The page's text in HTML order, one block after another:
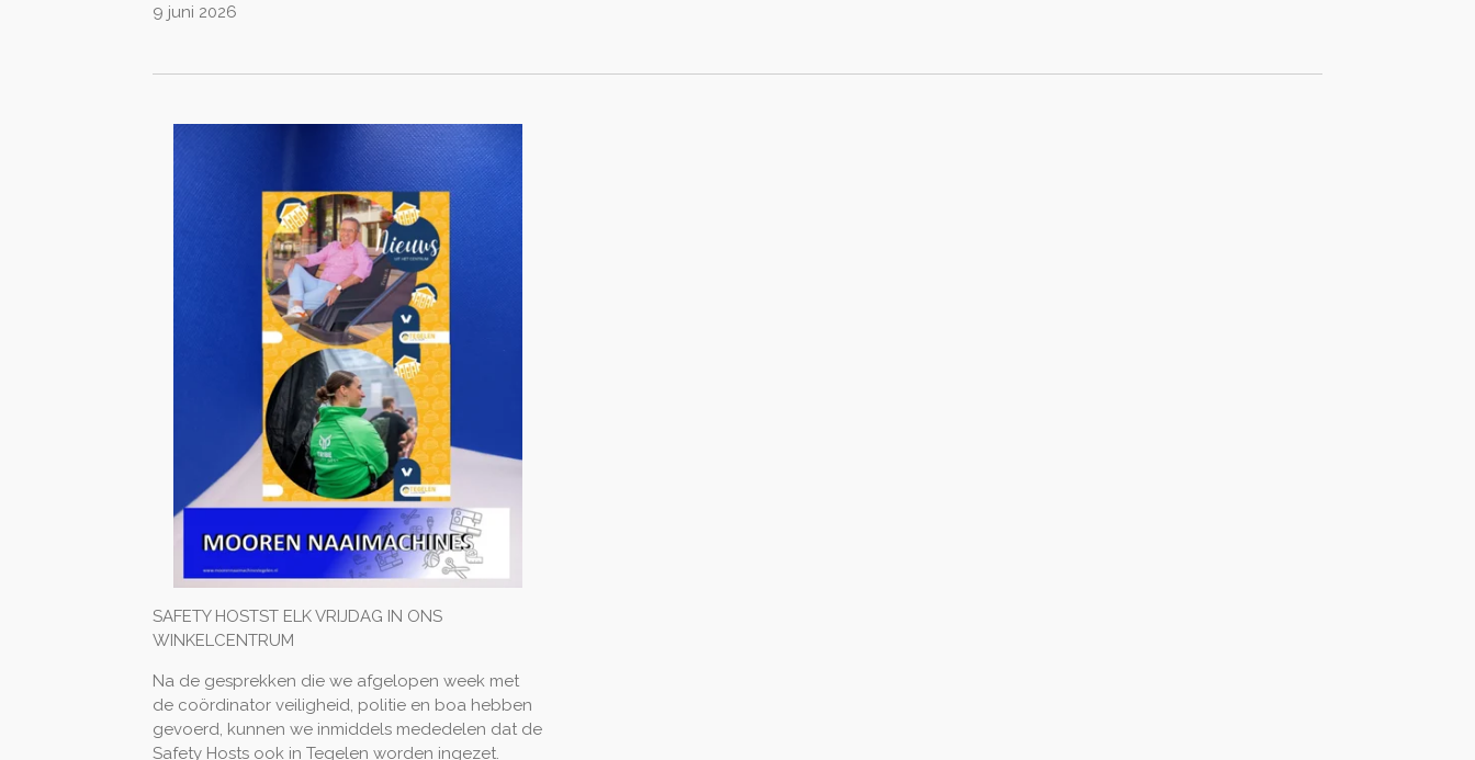
9 juni 2026
SAFETY HOSTST ELK VRIJDAG IN ONS
WINKELCENTRUM
Na de gesprekken die we afgelopen week met
de coördinator veiligheid, politie en boa hebben
gevoerd, kunnen we inmiddels mededelen dat de
Safety Hosts ook in Tegelen worden ingezet.